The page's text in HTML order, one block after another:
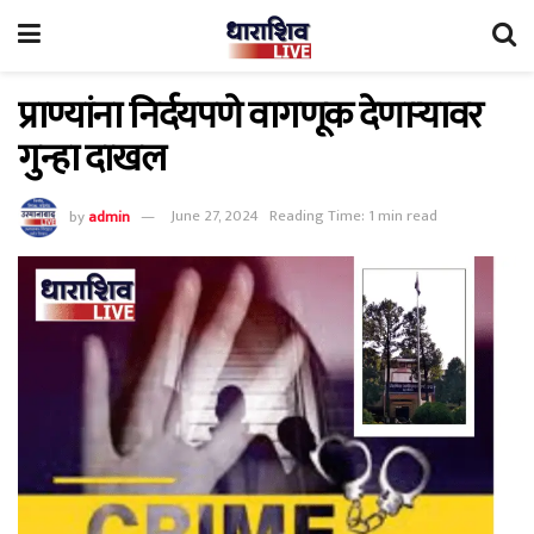
प्राण्यांना निर्दयपणे वागणूक देणाऱ्यावर
गुन्हा दाखल
byadmin June 27, 2024 Reading Time: 1 min read